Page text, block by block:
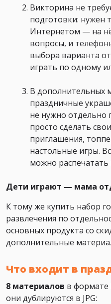
Викторина не
подготовки: нужен
Интернетом — на
вопросы, и
выбора варианта
играть по одному
В дополнительных
праздничные
не нужно отдельно
просто сделать
приглашения,
настольные игры.
можно распечатать
Дети играют — мама
К тому же купить набор
развлечения по
основных продукта со
дополнительные
Что входит в
8 материалов в формате
они дублируются в JPG: